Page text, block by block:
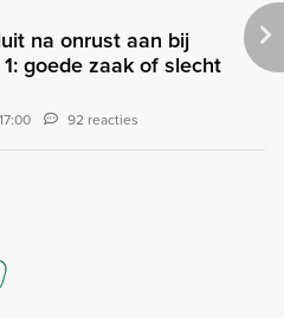
na onrust aan bij
goede zaak of slecht
92 reacties